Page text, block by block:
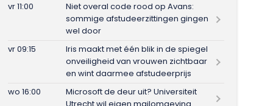
vr 11:00
Niet overal code rood op Avans:
sommige afstudeerzittingen gingen
wel door
vr 09:15
Iris maakt met één blik in de spiegel
onveiligheid van vrouwen zichtbaar
en wint daarmee afstudeerprijs
wo 16:00
Microsoft de deur uit? Universiteit